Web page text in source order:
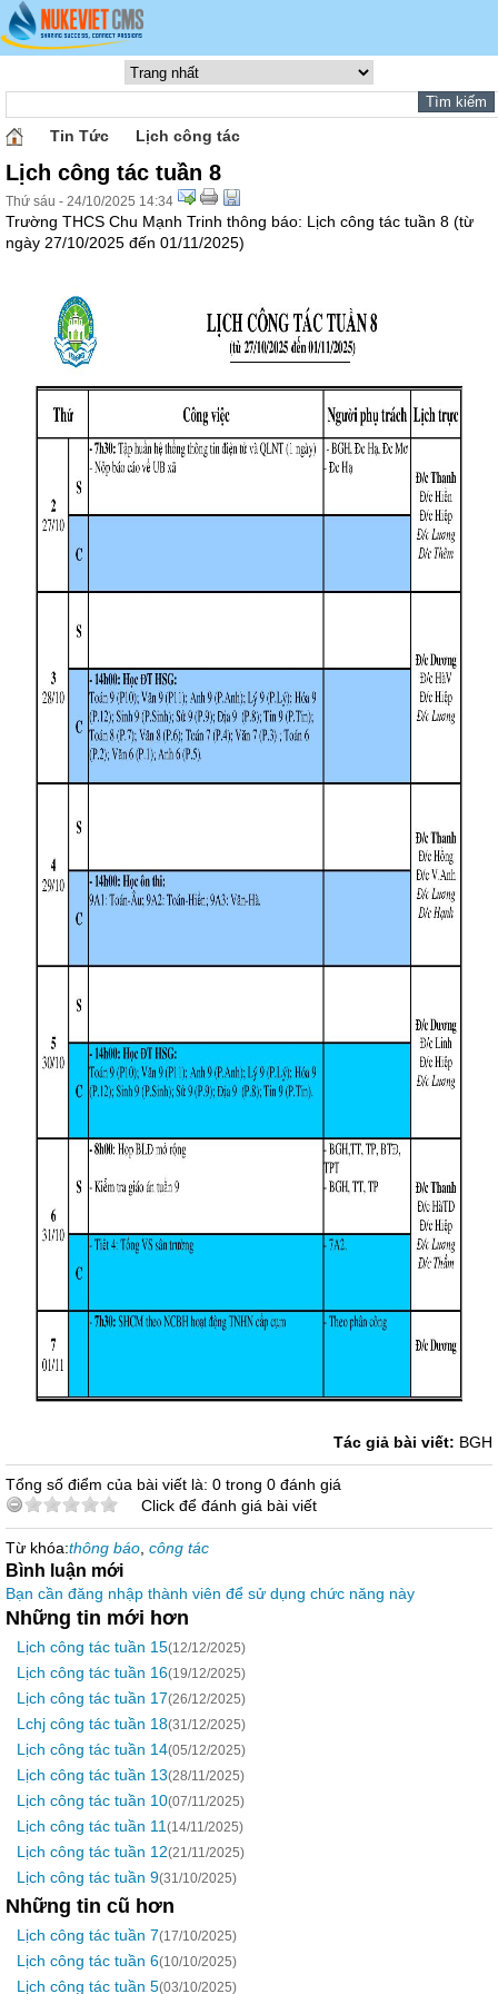
Tin Tức Lịch công tác
Lịch công tác tuần 8
Thứ sáu - 24/10/2025 14:34
Trường THCS Chu Mạnh Trinh thông báo: Lịch công tác tuần 8 (từ
ngày 27/10/2025 đến 01/11/2025)
Tác giả bài viết: BGH
Tổng số điểm của bài viết là: 0 trong 0 đánh giá
Click để đánh giá bài viết
Từ khóa:thông báo công tác
Bình luận mới
Bạn cần đăng nhập thành viên để sử dụng chức năng này
Những tin mới hơn
Lịch công tác tuần 15(12/12/2025)
Lịch công tác tuần 16(19/12/2025)
Lịch công tác tuần 17(26/12/2025)
Lchj công tác tuần 18(31/12/2025)
Lịch công tác tuần 14(05/12/2025)
Lịch công tác tuần 13(28/11/2025)
Lịch công tác tuần 10(07/11/2025)
Lịch công tác tuần 11 (14/11/2025)
Lịch công tác tuần 12(21/11/2025)
Lịch công tác tuần 9(31/10/2025)
Những tin cũ hơn
Lịch công tác tuần 7(17/10/2025)
Lịch công tác tuần 6(10/10/2025)
Lịch công tác tuần 5(03/10/2025)